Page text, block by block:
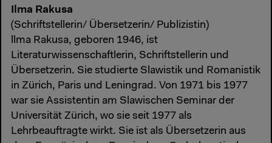
Ilma Rakusa
(Schriftstellerin/ Übersetzerin/ Publizistin)
llma Rakusa, geboren 1946, ist
Literaturwissenschaftlerin, Schriftstellerin und
Übersetzerin. Sie studierte Slawistik und Romanistik
in Zürich, Paris und Leningrad. Von 1971 bis 1977
war sie Assistentin am Slawischen Seminar der
Universität Zürich, wo sie seit 1977 als
Lehrbeauftragte wirkt. Sie ist als Übersetzerin aus